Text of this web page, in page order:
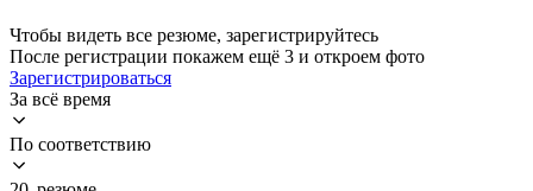
Чтобы видеть все резюме, зарегистрируйтесь
После регистрации покажем ещё 3 и откроем фото
Зарегистрироваться
За всё время
По соответствию